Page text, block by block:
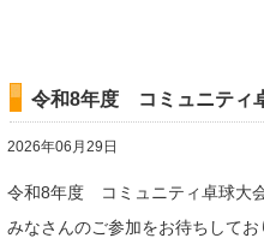
令和8年度 コミュニティ
2026年06月29日
令和8年度 コミュニティ卓球大
みなさんのご参加をお待ちしてお